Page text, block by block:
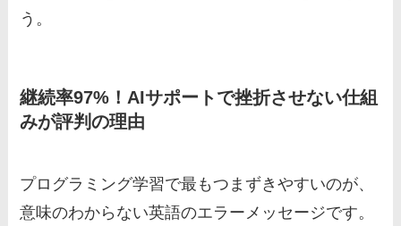
う。
継続率97%！AIサポートで挫折させない仕組
みが評判の理由
プログラミング学習で最もつまずきやすいのが、
意味のわからない英語のエラーメッセージです。